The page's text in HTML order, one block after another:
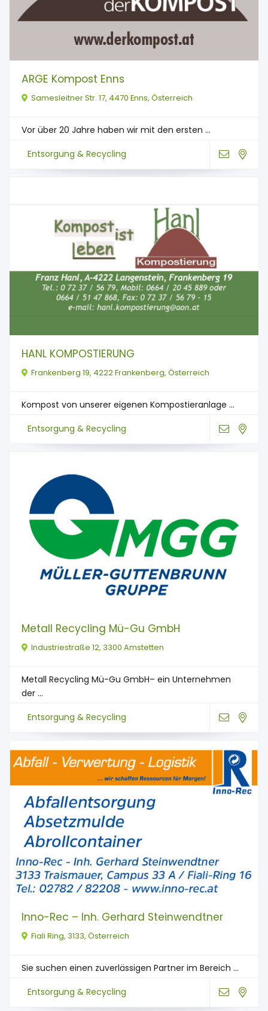
ARGE Kompost Enns
Samesleitner Str. 17, 4470 Enns, Österreich
Vor über 20 Jahre haben wir mit den ersten ...
Entsorgung & Recycling
HANL KOMPOSTIERUNG
Frankenberg 19, 4222 Frankenberg, Österreich
Kompost von unserer eigenen Kompostieranlage ...
Entsorgung & Recycling
Metall Recycling Mü-Gu GmbH
Industriestraße 12, 3300 Amstetten
Metall Recycling Mü-Gu GmbH– ein Unternehmen
der ...
Entsorgung & Recycling
Inno-Rec – Inh. Gerhard Steinwendtner
Fiali Ring, 3133, Österreich
Sie suchen einen zuverlässigen Partner im Bereich ...
Entsorgung & Recycling